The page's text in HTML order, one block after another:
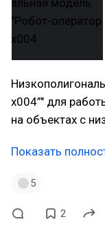
x004”" для
на объектах с
Показать
5
2